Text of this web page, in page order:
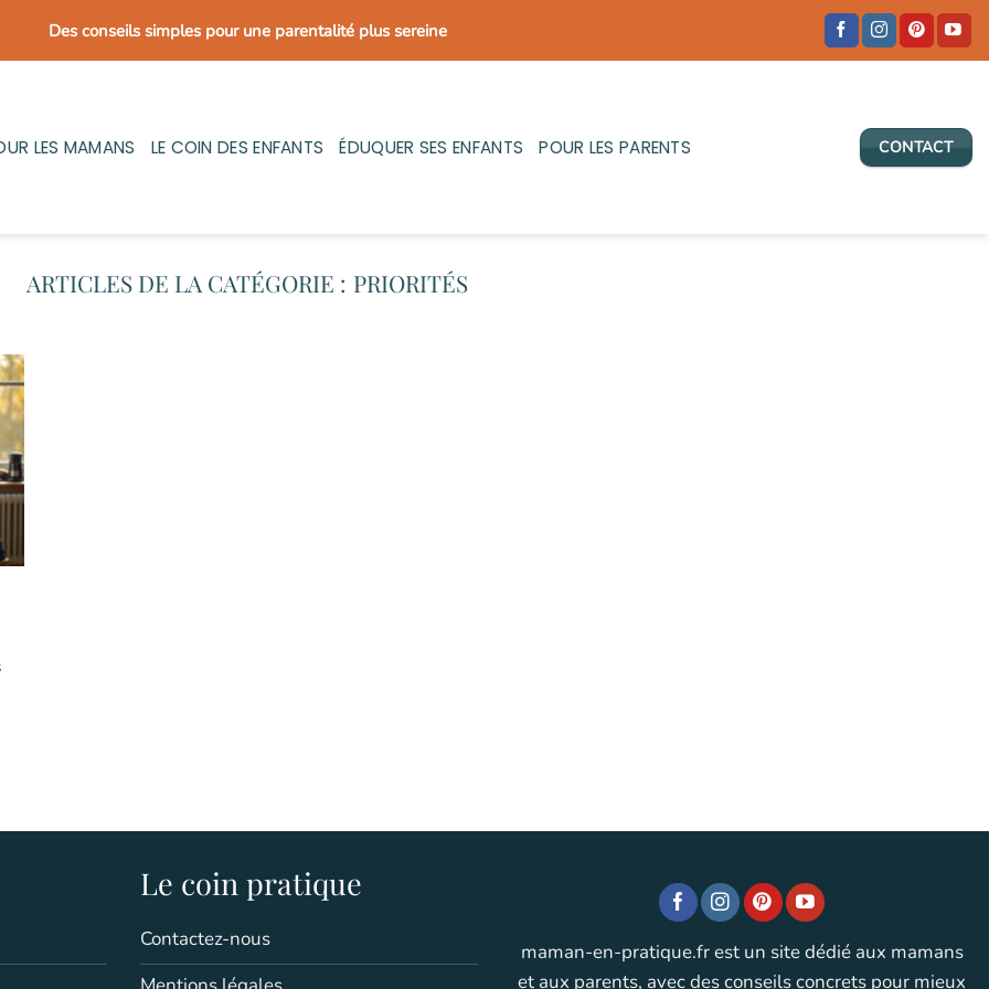
Des conseils simples pour une parentalité plus sereine
LES MAMANS LE COIN DES ENFANTS ÉDUQUER SES ENFANTS POUR LES PARENTS CONTACT
PRIORITÉS
Le coin pratique
Contactez-nous
maman-en-pratique.fr est un site dédié aux mamans
et aux parents, avec des conseils concrets pour mieux